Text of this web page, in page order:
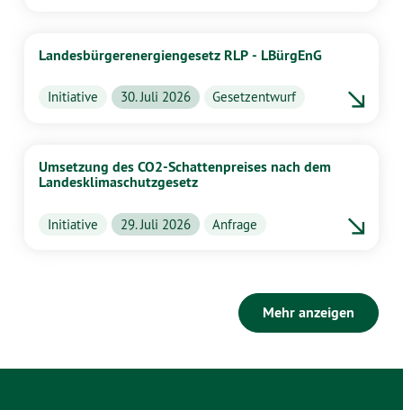
Landesbürgerenergiengesetz RLP - LBürgEnG
Initiative 30. Juli 2026 Gesetzentwurf
Umsetzung des CO2-Schattenpreises nach dem
Landesklimaschutzgesetz
Initiative 29. Juli 2026 Anfrage
Mehr anzeigen